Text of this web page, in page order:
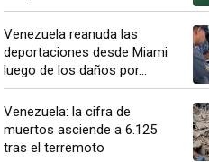
Venezuela reanuda las
deportaciones desde Miami
luego de los daños por...
Venezuela: la cifra de
muertos asciende a 6.125
tras el terremoto